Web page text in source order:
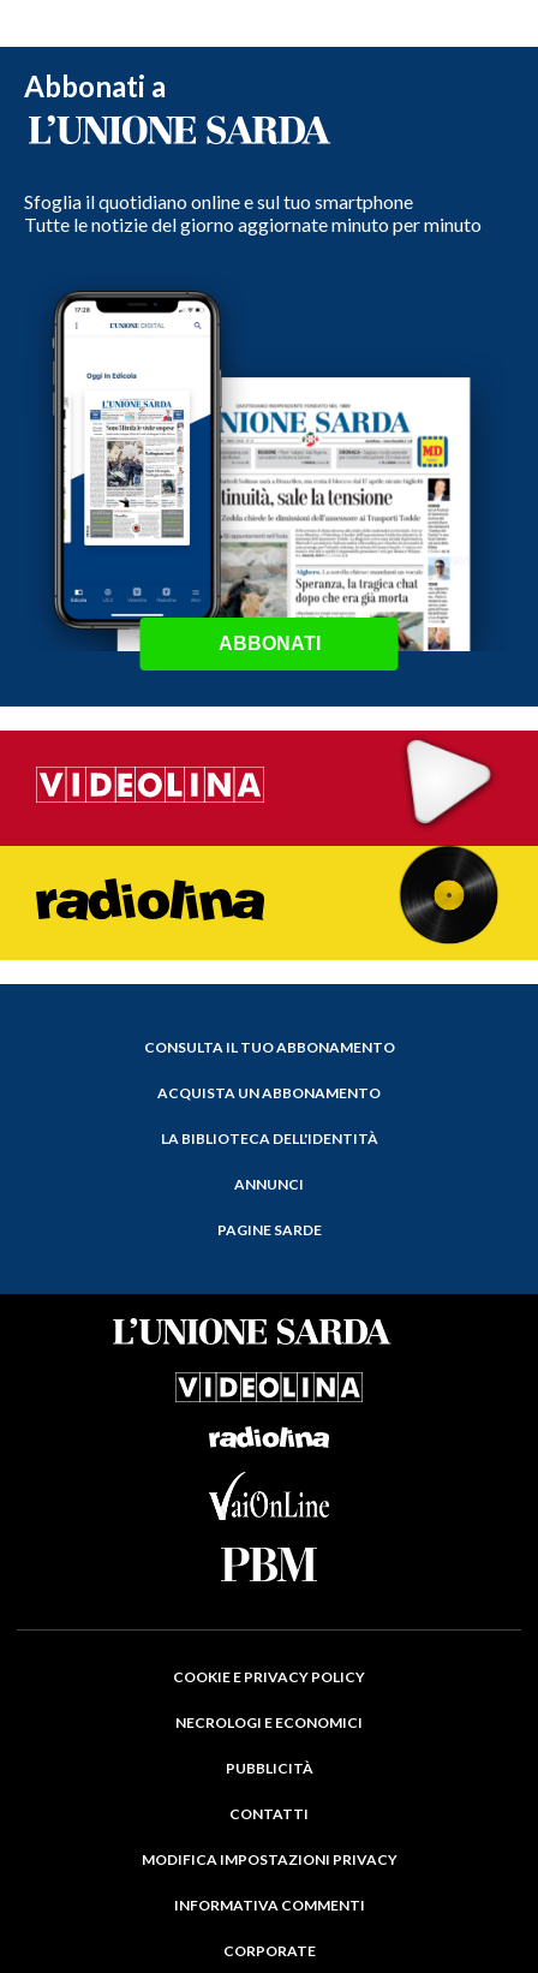
Abbonati a
Sfoglia il quotidiano online e sul tuo smartphone
Tutte le notizie del giorno aggiornate minuto per minuto
ABBONATI
CONSULTA IL TUO ABBONAMENTO
ACQUISTA UN ABBONAMENTO
LA BIBLIOTECA DELL'IDENTITÀ
ANNUNCI
PAGINE SARDE
COOKIE E PRIVACY POLICY
NECROLOGI E ECONOMICI
PUBBLICITÀ
CONTATTI
MODIFICA IMPOSTAZIONI PRIVACY
INFORMATIVA COMMENTI
CORPORATE